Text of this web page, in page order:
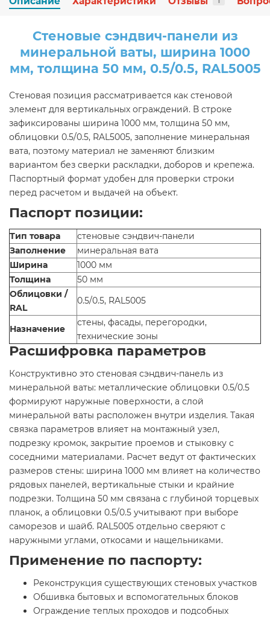
Стеновые сэндвич-панели из
минеральной ваты, ширина 1000
мм, толщина 50 мм, 0.5/0.5, RAL5005
Стеновая позиция рассматривается как стеновой
элемент для вертикальных ограждений. В строке
зафиксированы ширина 1000 мм, толщина 50 мм,
облицовки 0.5/0.5, RAL5005, заполнение минеральная
вата, поэтому материал не заменяют близким
вариантом без сверки раскладки, доборов и крепежа.
Паспортный формат удобен для проверки строки
перед расчетом и выдачей на объект.
Паспорт позиции:
Тип товара
стеновые сэндвич-панели
Заполнение
минеральная вата
Ширина
1000 мм
Толщина
50 мм
Облицовки /
RAL
0.5/0.5, RAL5005
Назначение
стены, фасады, перегородки,
технические зоны
Расшифровка параметров
Конструктивно это стеновая сэндвич-панель из
минеральной ваты: металлические облицовки 0.5/0.5
формируют наружные поверхности, а слой
минеральной ваты расположен внутри изделия. Такая
связка параметров влияет на монтажный узел,
подрезку кромок, закрытие проемов и стыковку с
соседними материалами. Расчет ведут от фактических
размеров стены: ширина 1000 мм влияет на количество
рядовых панелей, вертикальные стыки и крайние
подрезки. Толщина 50 мм связана с глубиной торцевых
планок, а облицовки 0.5/0.5 учитывают при выборе
саморезов и шайб. RAL5005 отдельно сверяют с
наружными углами, откосами и нащельниками.
Применение по паспорту:
Реконструкция существующих стеновых участков
Обшивка бытовых и вспомогательных блоков
Ограждение теплых проходов и подсобных